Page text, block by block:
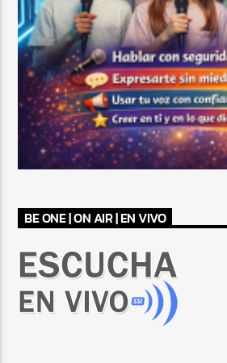
BE ONE | ON AIR | EN VIVO